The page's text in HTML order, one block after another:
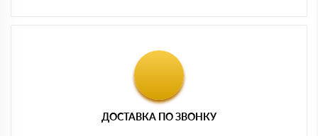
ДОСТАВКА ПО ЗВОНКУ